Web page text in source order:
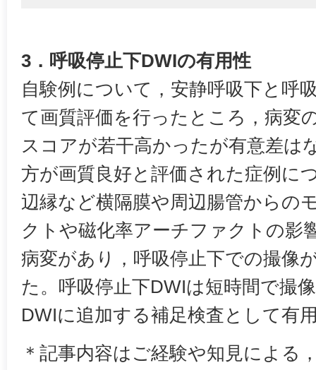
3．呼吸停止下DWIの有用性
自験例について，安静呼吸下と呼
て画質評価を行ったところ，病変
スコアが若干高かったが有意差は
方が画質良好と評価された症例に
辺縁など横隔膜や周辺腸管からの
クトや磁化率アーチファクトの影
病変があり，呼吸停止下での撮像
た。呼吸停止下DWIは短時間で撮
DWIに追加する補足検査として有
＊記事内容はご経験や知見による